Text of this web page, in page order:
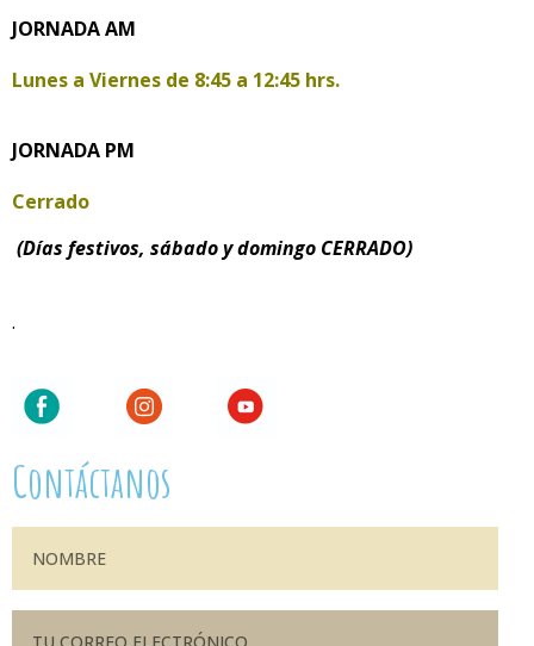
JORNADA AM
Lunes a Viernes de 8:45 a 12:45 hrs.
JORNADA PM
Cerrado
(Días festivos, sábado y domingo CERRADO)
.
Contáctanos